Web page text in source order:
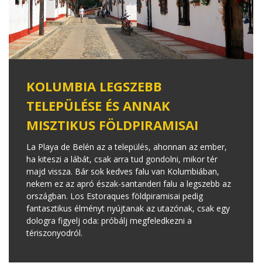
KOLUMBIA LEGSZEBB
TELEPÜLÉSE ÉS ANNAK
MISZTIKUS FÖLDPIRAMISAI
La Playa de Belén az a település, ahonnan az ember,
ha kiteszi a lábát, csak arra tud gondolni, mikor tér
majd vissza. Bár sok kedves falu van Kolumbiában,
nekem ez az apró észak-santanderi falu a legszebb az
országban. Los Estoraques földpiramisai pedig
fantasztikus élményt nyújtanak az utazónak, csak egy
dologra figyelj oda: próbálj megfeledkezni a
tériszonyodról.